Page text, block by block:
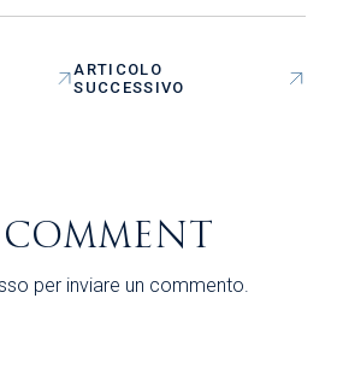
ARTICOLO
SUCCESSIVO
COMMENT
per inviare un commento.